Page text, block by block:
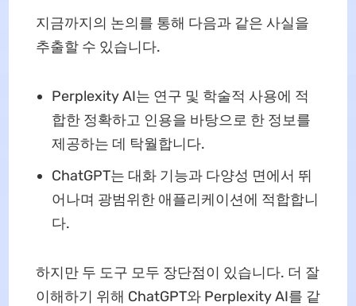
지금까지의 논의를 통해 다음과 같은 사실을
추출할 수 있습니다.
Perplexity AI는 연구 및 학술적 사용에 적
합한 정확하고 인용을 바탕으로 한 정보를
제공하는 데 탁월합니다.
ChatGPT는 대화 기능과 다양성 면에서 뛰
어나며 광범위한 애플리케이션에 적합합니
다.
하지만 두 도구 모두 장단점이 있습니다. 더 잘
이해하기 위해 ChatGPT와 Perplexity AI를 같